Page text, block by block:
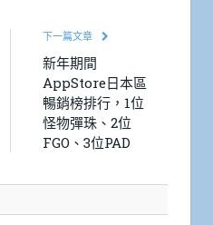
下一篇文章
新年期間
AppStore日本區
暢銷榜排行，1位
怪物彈珠、2位
FGO、3位PAD